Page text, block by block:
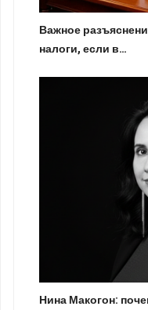
Важное
налоги, если в…
Нина Макогон: